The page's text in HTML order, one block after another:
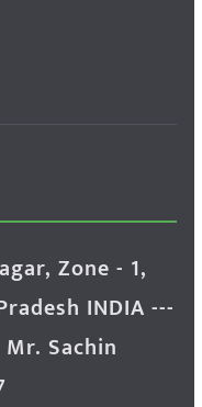
Zone - 1,
INDIA ---
Sachin